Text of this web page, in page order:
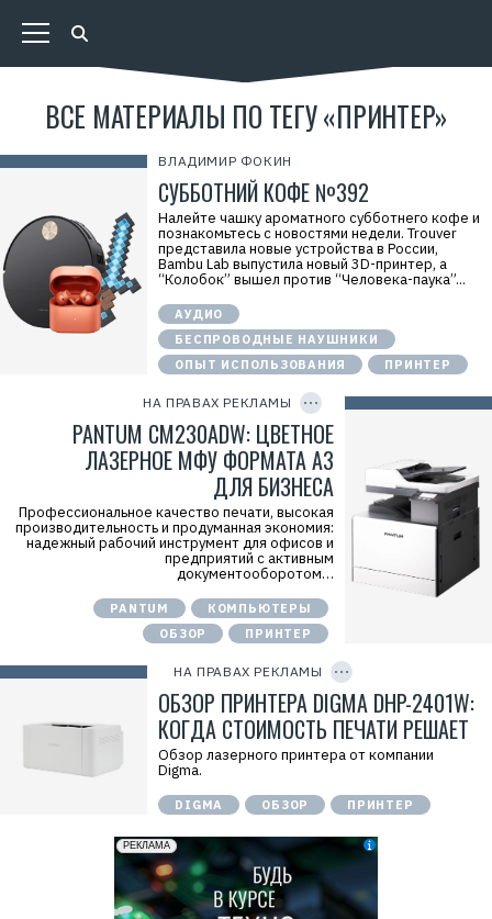
ВСЕ МАТЕРИАЛЫ ПО ТЕГУ «ПРИНТЕР»
ВЛАДИМИР ФОКИН
СУББОТНИЙ КОФЕ №392
Налейте чашку ароматного субботнего кофе и
познакомьтесь с новостями недели. Trouver
представила новые устройства в России,
Bambu Lab выпустила новый 3D-принтер, а
“Колобок” вышел против “Человека-паука”...
АУДИО
БЕСПРОВОДНЫЕ НАУШНИКИ
ОПЫТ ИСПОЛЬЗОВАНИЯ
ПРИНТЕР
НА ПРАВАХ РЕКЛАМЫ
i
2
x
v
P
M
x
E
Р
л
а
м
о
а
т
е
л
ь
:
О
О
"
М
е
р
л
и
о
Н
Н
:
7
7
9
2
9
1
C
Y
I
D
PANTUM CM230ADW: ЦВЕТНОЕ
ЛАЗЕРНОЕ МФУ ФОРМАТА А3
ДЛЯ БИЗНЕСА
Профессиональное качество печати, высокая
производительность и продуманная экономия:
надежный рабочий инструмент для офисов и
предприятий с активным
документооборотом…
PANTUM
КОМПЬЮТЕРЫ
ОБЗОР
ПРИНТЕР
НА ПРАВАХ РЕКЛАМЫ
Р
е
к
л
а
м
E
r
i
d
к
л
т
е
л
ь
:
О
"
М
е
р
л
о
н
Y
I
D
ОБЗОР ПРИНТЕРА DIGMA DHP-2401W:
КОГДА СТОИМОСТЬ ПЕЧАТИ РЕШАЕТ
Обзор лазерного принтера от компании
Digma.
DIGMA ОБЗОР ПРИНТЕР